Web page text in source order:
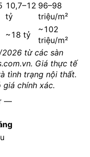
10,7–12
tỷ
96–98
triệu/m²
~18 tỷ
~102
triệu/m²
từ các sàn
Giá thực tế
tình trạng nội thất.
chính xác.
—